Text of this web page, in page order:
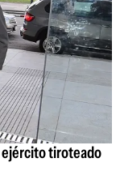
ejército tiroteado